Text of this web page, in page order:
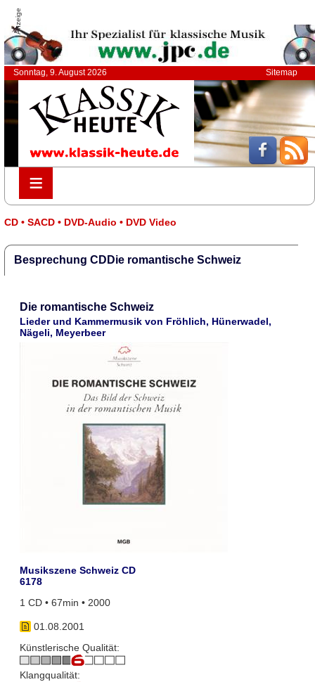
Anzeige
Sonntag, 9. August 2026 Sitemap
≡
≡
CD • SACD • DVD-Audio • DVD Video
Besprechung CDDie romantische Schweiz
Die romantische Schweiz
Lieder und Kammermusik von Fröhlich, Hünerwadel,
Nägeli, Meyerbeer
Musikszene Schweiz CD
6178
1 CD • 67min • 2000
01.08.2001
Künstlerische Qualität:
Klangqualität: